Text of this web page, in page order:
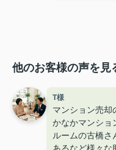
他のお客様の声を見
T様
マンション売却
かなかマンショ
ルームの古橋さ
あるなど様々な